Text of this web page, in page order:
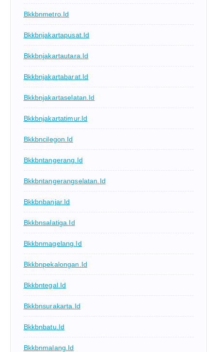
Bkkbnmetro.id
Bkkbnjakartapusat.id
Bkkbnjakartautara.id
Bkkbnjakartabarat.id
Bkkbnjakartaselatan.id
Bkkbnjakartatimur.id
Bkkbncilegon.id
Bkkbntangerang.id
Bkkbntangerangselatan.id
Bkkbnbanjar.id
Bkkbnsalatiga.id
Bkkbnmagelang.id
Bkkbnpekalongan.id
Bkkbntegal.id
Bkkbnsurakarta.id
Bkkbnbatu.id
Bkkbnmalang.id